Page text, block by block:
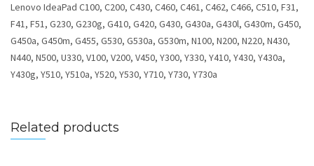
Lenovo IdeaPad C100, C200, C430, C460, C461, C462, C466, C510, F31,
F41, F51, G230, G230g, G410, G420, G430, G430a, G430l, G430m, G450,
G450a, G450m, G455, G530, G530a, G530m, N100, N200, N220, N430,
N440, N500, U330, V100, V200, V450, Y300, Y330, Y410, Y430, Y430a,
Y430g, Y510, Y510a, Y520, Y530, Y710, Y730, Y730a
Related products